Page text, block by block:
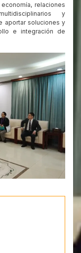
relaciones
y
aportar soluciones y
e integración de